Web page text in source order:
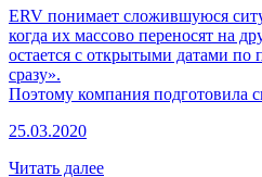
ERV понимает сложившуюся
когда их массово переносят на
остается с открытыми датами по
сразу».
Поэтому компания подготовила
25.03.2020
Читать далее